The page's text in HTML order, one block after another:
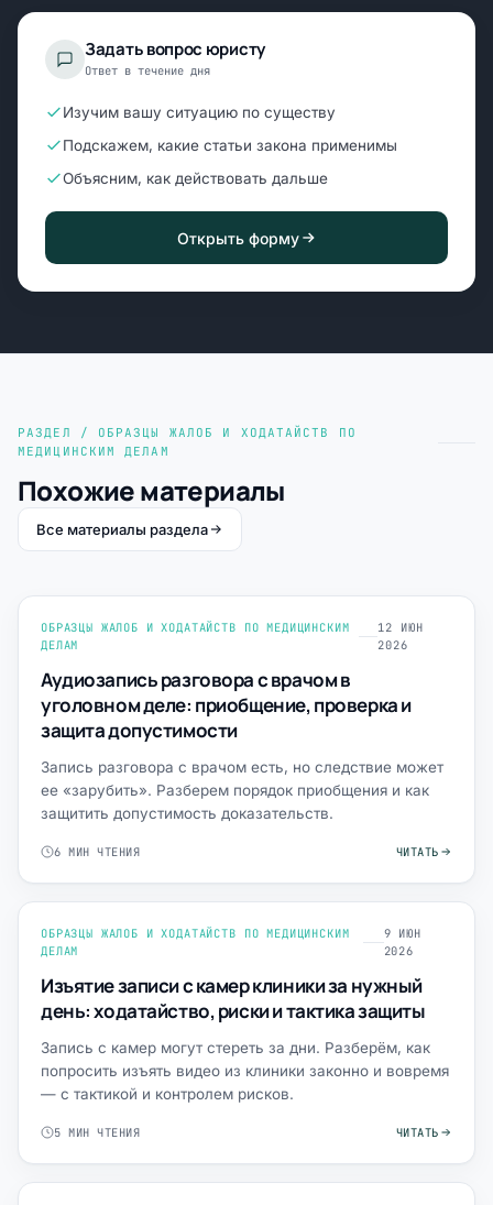
Задать вопрос юристу
Ответ в течение дня
Изучим вашу ситуацию по существу
Подскажем, какие статьи закона применимы
Объясним, как действовать дальше
Открыть форму
РАЗДЕЛ / ОБРАЗЦЫ ЖАЛОБ И ХОДАТАЙСТВ ПО
МЕДИЦИНСКИМ ДЕЛАМ
Похожие материалы
Все материалы раздела
ОБРАЗЦЫ ЖАЛОБ И ХОДАТАЙСТВ ПО МЕДИЦИНСКИМ
ДЕЛАМ
12 ИЮН
2026
Аудиозапись разговора с врачом в
уголовном деле: приобщение, проверка и
защита допустимости
Запись разговора с врачом есть, но следствие может
ее «зарубить». Разберем порядок приобщения и как
защитить допустимость доказательств.
6 МИН ЧТЕНИЯ ЧИТАТЬ
ОБРАЗЦЫ ЖАЛОБ И ХОДАТАЙСТВ ПО МЕДИЦИНСКИМ
ДЕЛАМ
9 ИЮН
2026
Изъятие записи с камер клиники за нужный
день: ходатайство, риски и тактика защиты
Запись с камер могут стереть за дни. Разберём, как
попросить изъять видео из клиники законно и вовремя
— с тактикой и контролем рисков.
5 МИН ЧТЕНИЯ ЧИТАТЬ